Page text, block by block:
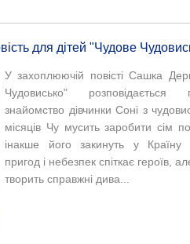
для дітей "Чудове
У захоплюючій повісті Сашка
Чудовисько"
знайомство дівчинки Соні з
місяців Чу мусить заробити сім
інакше його закинуть у Країну
пригод і небезпек спіткає героїв,
творить справжні дива...